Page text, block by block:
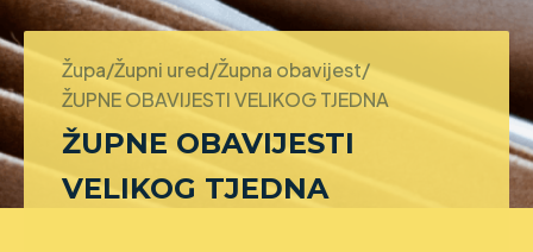
Župa/Župni ured/Župna obavijest/
ŽUPNE OBAVIJESTI VELIKOG TJEDNA
ŽUPNE OBAVIJESTI
VELIKOG TJEDNA